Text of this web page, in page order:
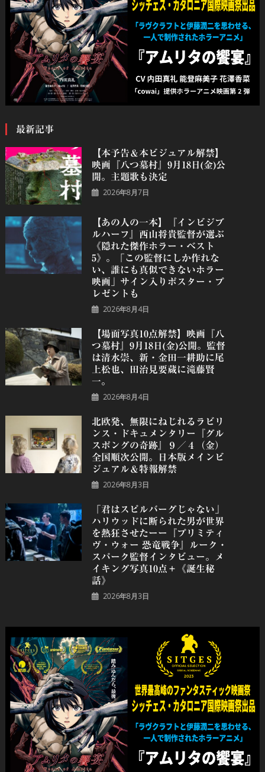
最新記事
【本予告＆本ビジュアル解禁】
映画『八つ墓村』9月18日(金)公
開。主題歌も決定
2026年8月7日
【あの人の一本】『インビジブ
ルハーフ』⻄⼭将貴監督が選ぶ
《隠れた傑作ホラー・ベスト
5》。「この監督にしか作れな
い、誰にも真似できないホラー
映画」サイン入りポスター・プ
レゼントも
2026年8月4日
【場面写真10点解禁】映画『八
つ墓村』9月18日(金)公開。監督
は清水崇、新・金田一耕助に尾
上松也、田治見要蔵に滝藤賢
一。
2026年8月4日
北欧発、無限にねじれるラビリ
ンス・ドキュメンタリー『グル
スポングの奇跡』９／４（金）
全国順次公開。日本版メインビ
ジュアル＆特報解禁
2026年8月3日
「君はスピルバーグじゃない」
ハリウッドに断られた男が世界
を熱狂させたーー『プリミティ
ヴ・ウォー 恐⻯戦争』ルーク・
スパーク監督インタビュー。メ
イキング写真10点＋《誕⽣秘
話》
2026年8月3日